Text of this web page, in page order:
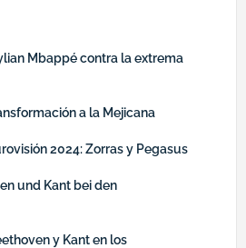
Mbappé contra la extrema
a la Mejicana
2024: Zorras y Pegasus
und Kant bei den
y Kant en los